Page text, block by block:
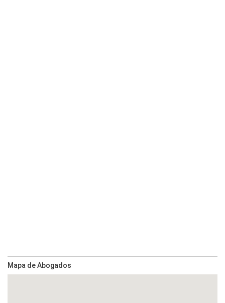
Mapa de Abogados